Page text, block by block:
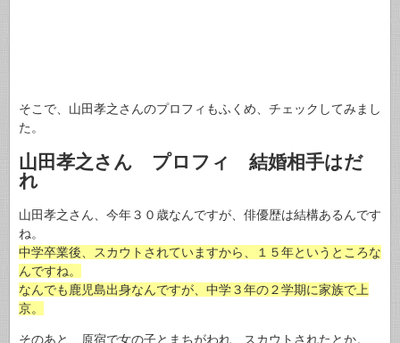
そこで、山田孝之さんのプロフィもふくめ、チェックしてみまし
た。
山田孝之さん プロフィ 結婚相手はだ
れ
山田孝之さん、今年３０歳なんですが、俳優歴は結構あるんです
ね。
中学卒業後、スカウトされていますから、１５年というところな
んですね。
なんでも鹿児島出身なんですが、中学３年の２学期に家族で上
京。
そのあと、原宿で女の子とまちがわれ、スカウトされたとか。